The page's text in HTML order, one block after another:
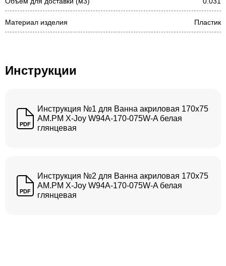
Материал изделия Пластик
Инструкции
PDF
Инструкция №1 для Ванна акриловая 170x75
AM.PM X-Joy W94A-170-075W-A белая
глянцевая
PDF
Инструкция №2 для Ванна акриловая 170x75
AM.PM X-Joy W94A-170-075W-A белая
глянцевая